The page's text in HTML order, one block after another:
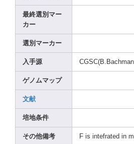
最終選別マー
カー
選別マーカー
入手源 CGSC(B.Bac
ゲノムマップ
文献
培地条件
その他備考 F is intefrated in